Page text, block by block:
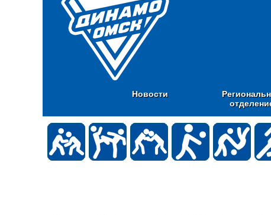
Новости